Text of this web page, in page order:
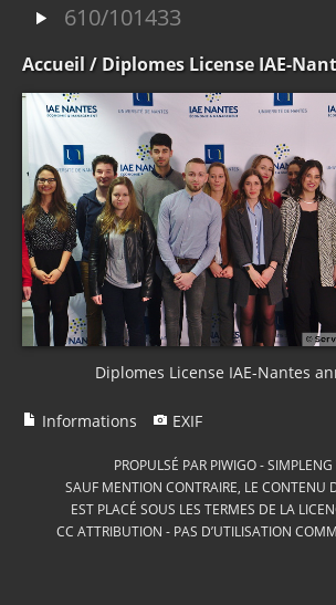
610/101433
Accueil / Diplomes License IAE-
Diplomes License IAE-Nantes
Informations EXIF
PROPULSÉ PAR PIWIGO-
SAUF MENTION CONTRAIRE, LE CONTENU
EST PLACÉ SOUS LES TERMES DE LA
CC ATTRIBUTION - PAS D’UTILISATION